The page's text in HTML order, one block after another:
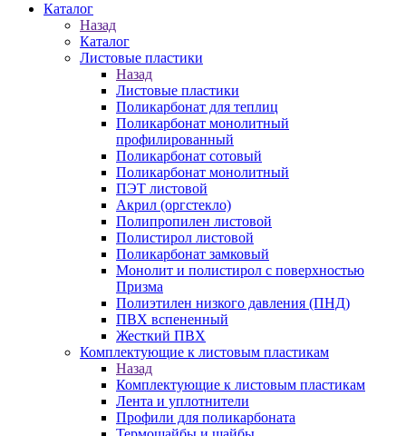
Каталог
Назад
Каталог
Листовые пластики
Назад
Листовые пластики
Поликарбонат для теплиц
Поликарбонат монолитный
профилированный
Поликарбонат сотовый
Поликарбонат монолитный
ПЭТ листовой
Акрил (оргстекло)
Полипропилен листовой
Полистирол листовой
Поликарбонат замковый
Монолит и полистирол с поверхностью
Призма
Полиэтилен низкого давления (ПНД)
ПВХ вспененный
Жесткий ПВХ
Комплектующие к листовым пластикам
Назад
Комплектующие к листовым пластикам
Лента и уплотнители
Профили для поликарбоната